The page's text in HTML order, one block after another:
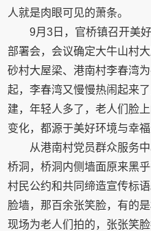
人就是肉眼可见的萧条。
9月3日，官桥镇召开美
部署会，会议确定大牛山村
砂村大屋梁、港南村李春湾
起，李春湾又慢慢热闹起来
建，年轻人多了，老人们脸
变化，都源于美好环境与幸
从港南村党员群众服务
桥洞，桥洞内侧墙面原来黑
村民公约和共同缔造宣传标
脸墙，那百余张笑脸，有的
现场为老人们拍的，张张笑